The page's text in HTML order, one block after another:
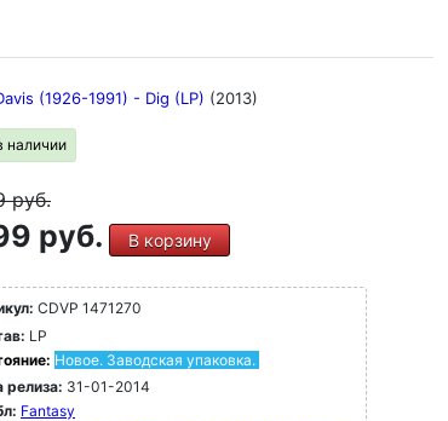
(1926-1991) - Dig (LP) (2013)
наличии
руб.
руб. В корзину
CDVP 1471270
LP
Новое. Заводская упаковка.
релиза: 31-01-2014
Fantasy